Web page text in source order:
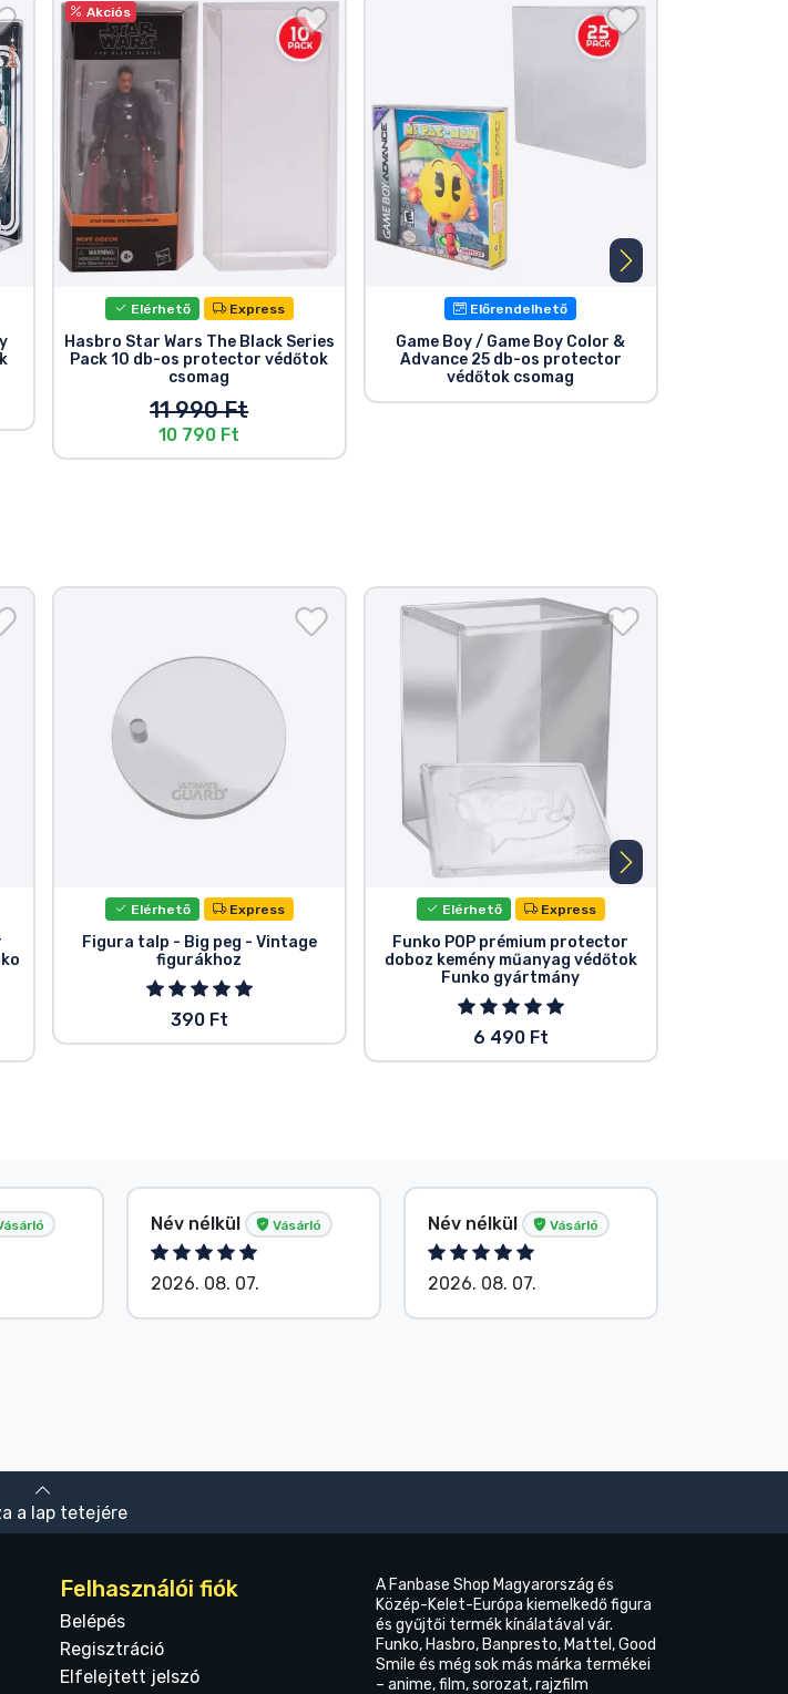
Akciós
Elérhető Express
Hasbro Star Wars The Black Series
Pack 10 db-os protector védőtok
csomag
11 990 Ft
10 790 Ft
Előrendelhető
Game Boy / Game Boy Color &
Advance 25 db-os protector
védőtok csomag
Elérhető Express
Figura talp - Big peg - Vintage
figurákhoz
390 Ft
Elérhető Express
Funko POP prémium protector
doboz kemény műanyag védőtok
Funko gyártmány
6 490 Ft
Név nélkül Vásárló
2026. 08. 07.
Név nélkül Vásárló
2026. 08. 07.
a lap tetejére
Felhasználói fiók
Belépés
Regisztráció
Elfelejtett jelszó
A Fanbase Shop Magyarország és
Közép-Kelet-Európa kiemelkedő figura
és gyűjtői termék kínálatával vár.
Funko, Hasbro, Banpresto, Mattel, Good
Smile és még sok más márka termékei
– anime, film, sorozat, rajzfilm